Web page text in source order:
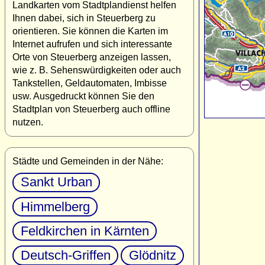
Landkarten vom Stadtplandienst helfen
Ihnen dabei, sich in Steuerberg zu
orientieren. Sie können die Karten im
Internet aufrufen und sich interessante
Orte von Steuerberg anzeigen lassen,
wie z. B. Sehenswürdigkeiten oder auch
Tankstellen, Geldautomaten, Imbisse
usw. Ausgedruckt können Sie den
Stadtplan von Steuerberg auch offline
nutzen.
Städte und Gemeinden in der Nähe:
Sankt Urban
Himmelberg
Feldkirchen in Kärnten
Deutsch-Griffen
Glödnitz